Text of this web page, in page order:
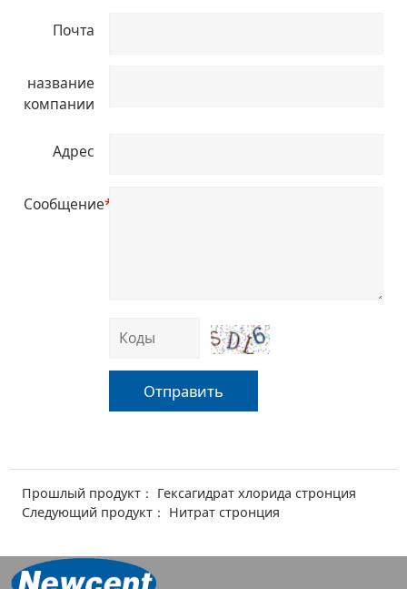
Почта
название
компании
Адрес
Сообщение*
Отправить
Прошлый продукт： Гексагидрат хлорида стронция
Следующий продукт： Нитрат стронция